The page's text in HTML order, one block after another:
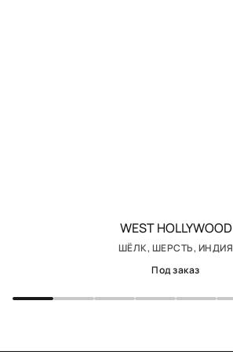
WEST HOLLYWOOD
ШЁЛК, ШЕРСТЬ, ИНДИЯ
Под заказ